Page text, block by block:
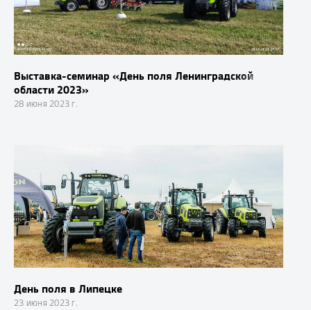
Выставка-семинар «День поля Ленинградской
области 2023»
28 июня 2023 г.
День поля в Липецке
23 июня 2023 г.